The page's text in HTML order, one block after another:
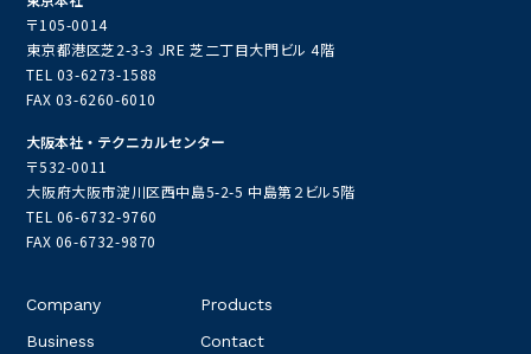
〒105-0014
東京都港区芝2-3-3 JRE 芝二丁目大門ビル 4階
TEL 03-6273-1588
FAX 03-6260-6010
大阪本社・テクニカルセンター
〒532-0011
大阪府大阪市淀川区西中島5-2-5 中島第２ビル5階
TEL 06-6732-9760
FAX 06-6732-9870
Company
Business
Products
Contact